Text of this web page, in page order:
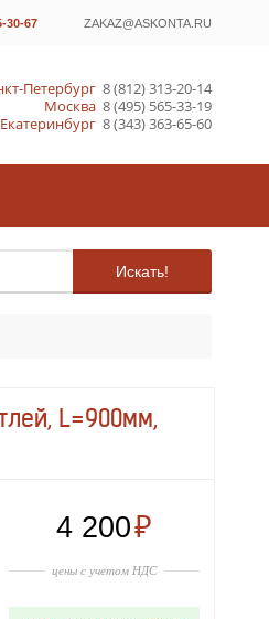
30-67 ZAKAZ@ASKONTA.RU
Петербург 8 (812) 313-20-14
Москва 8 (495) 565-33-19
Екатеринбург 8 (343) 363-65-60
Искать!
L=900мм,
4 200₽
цены с учетом НДС